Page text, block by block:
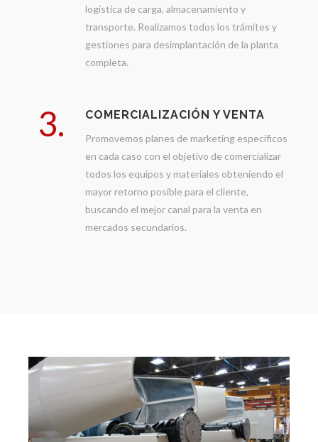
logística de carga, almacenamiento y
transporte. Realizamos todos los trámites y
gestiones para desimplantación de la planta
completa.
3. COMERCIALIZACIÓN Y VENTA
Promovemos planes de marketing específicos
en cada caso con el objetivo de comercializar
todos los equipos y materiales obteniendo el
mayor retorno posible para el cliente,
buscando el mejor canal para la venta en
mercados secundarios.